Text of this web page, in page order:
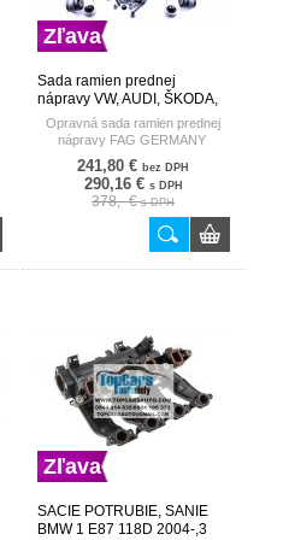
Zľava
Sada ramien prednej
nápravy VW, AUDI, ŠKODA,
22 mm FAG GERMANY
Opravná sada ramien prednej
nápravy FAG GERMANY
241,80 € bez DPH
290,16 € s DPH
378,- €s DPH
Zľava
SACIE POTRUBIE, SANIE
BMW 1 E87 118D 2004-,3